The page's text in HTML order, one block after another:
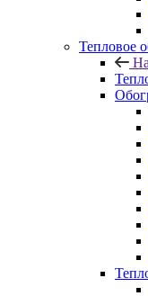
Тепловое